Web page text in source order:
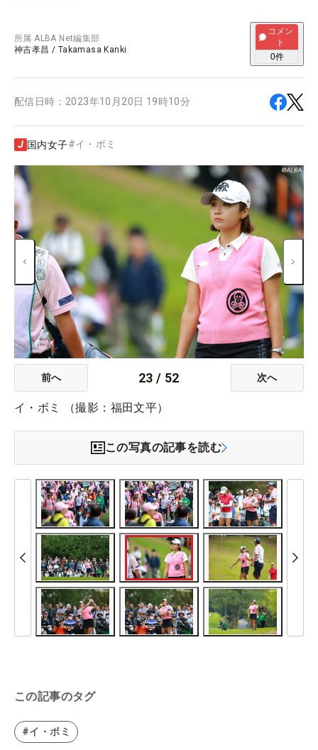
所属ALBA Net編集部
神吉孝昌 / Takamasa Kanki
コメン
ト
0件
配信日時： 2023年10月20日 19時10分
国内女子#イ・ボミ
前へ 23 / 52 次へ
イ・ボミ （撮影：福田文平）
この写真の記事を読む
この記事のタグ
#イ・ボミ